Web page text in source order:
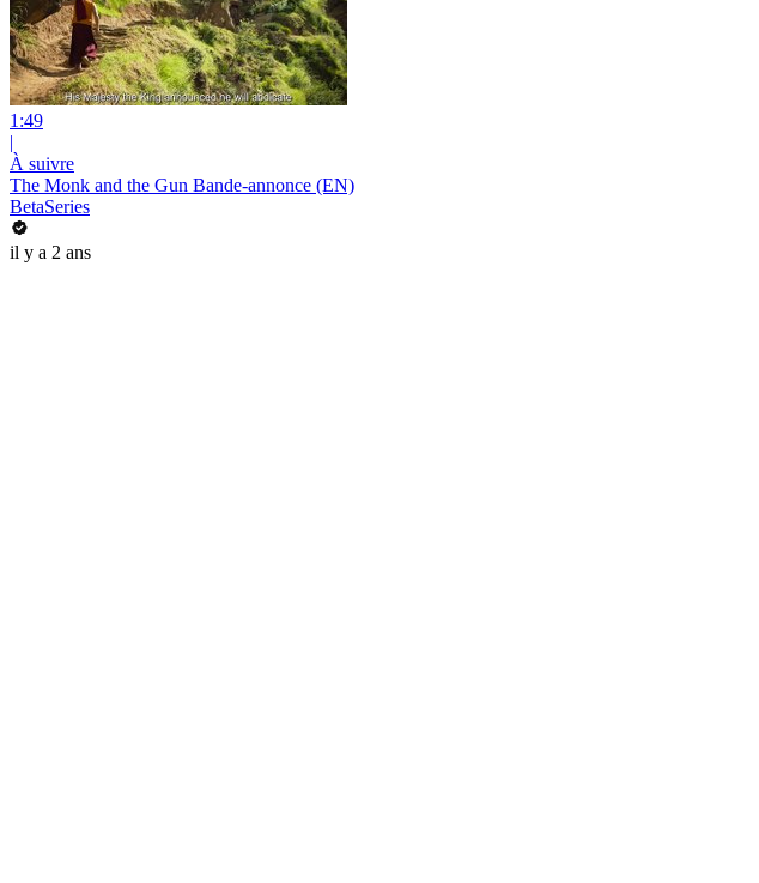
1:49
|
À suivre
The Monk and the Gun Bande-annonce (EN)
BetaSeries
il y a 2 ans